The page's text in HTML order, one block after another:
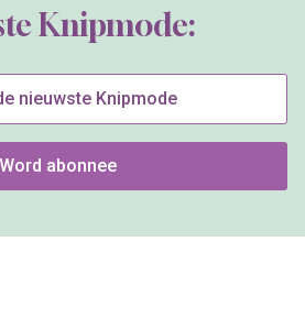
Knipmode:
nieuwste Knipmode
Word abonnee